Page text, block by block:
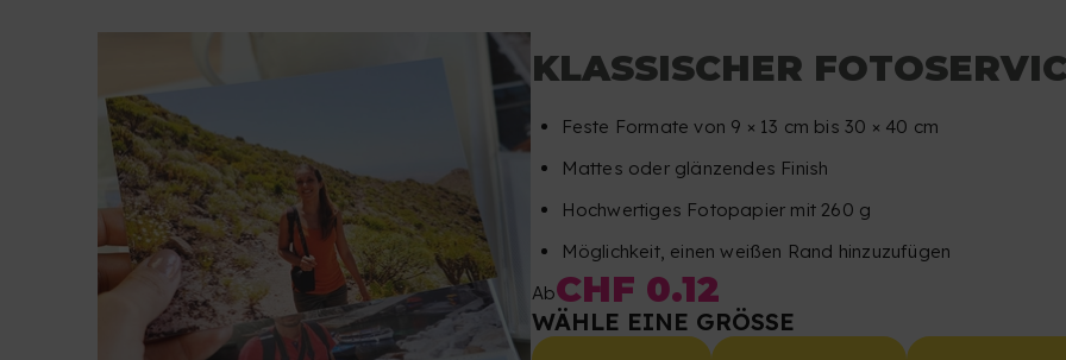
KLASSISCHER
Feste Formate von 9 × 13 cm bis 30 × 40 cm
Mattes oder glänzendes Finish
Hochwertiges Fotopapier mit 260 g
Möglichkeit, einen weißen Rand hinzuzufügen
AbCHF 0.12
WÄHLE EINE GRÖSSE